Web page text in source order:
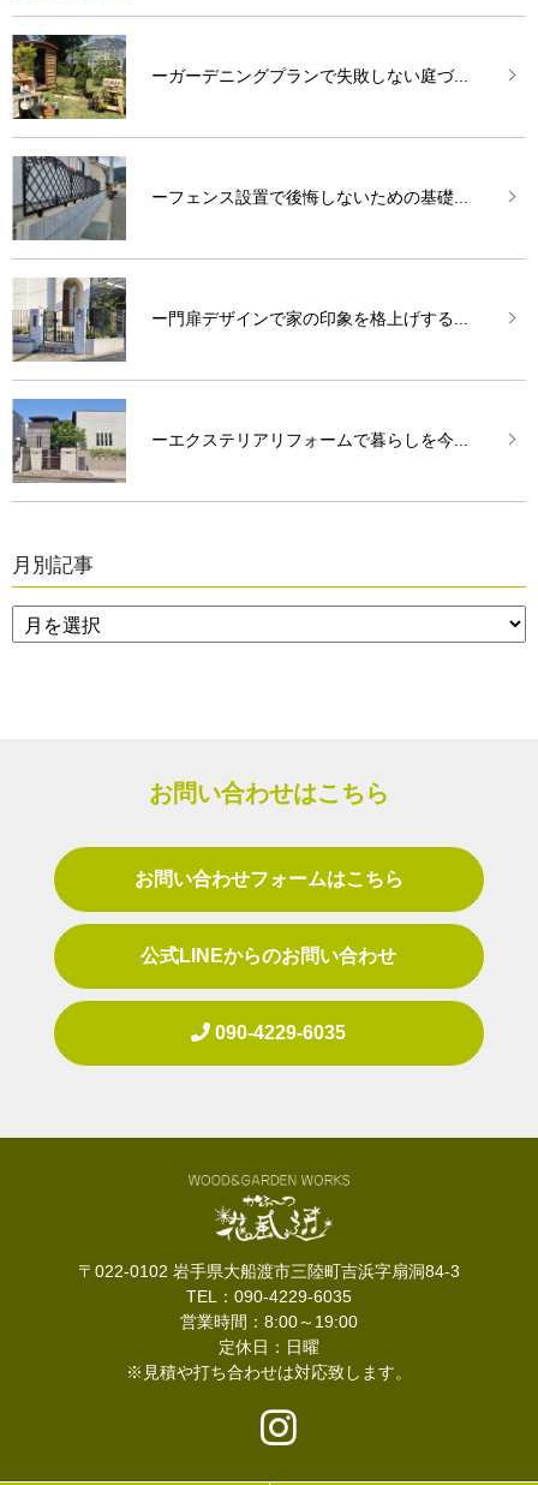
ーガーデニングプランで失敗しない庭づ...
ーフェンス設置で後悔しないための基礎...
ー門扉デザインで家の印象を格上げする...
ーエクステリアリフォームで暮らしを今...
月別記事
お問い合わせはこちら
お問い合わせフォームはこちら
公式LINEからのお問い合わせ
090-4229-6035
〒022-0102 岩手県大船渡市三陸町吉浜字扇洞84-3
TEL：090-4229-6035
営業時間：8:00～19:00
定休日：日曜
※見積や打ち合わせは対応致します。